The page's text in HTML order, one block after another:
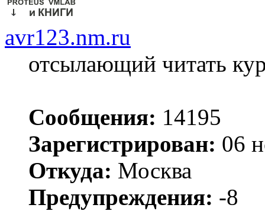
avr123.nm.ru
отсылающий читать
Сообщения: 14195
Зарегистрирован: 06
Откуда: Москва
Предупреждения: -8